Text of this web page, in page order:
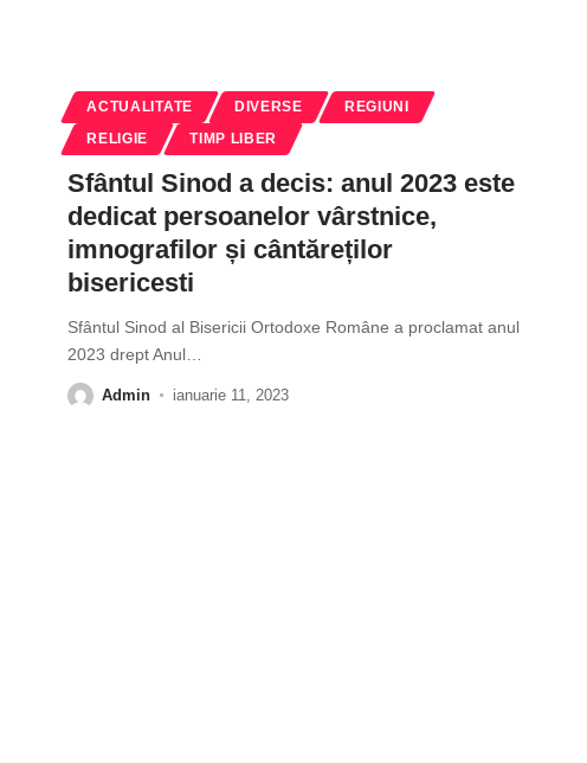
ACTUALITATE DIVERSE REGIUNI
RELIGIE TIMP LIBER
Sfântul Sinod a decis: anul 2023 este
dedicat persoanelor vârstnice,
imnografilor și cântăreților
bisericesti
Sfântul Sinod al Bisericii Ortodoxe Române a proclamat anul
2023 drept Anul
Admin ianuarie 11, 2023